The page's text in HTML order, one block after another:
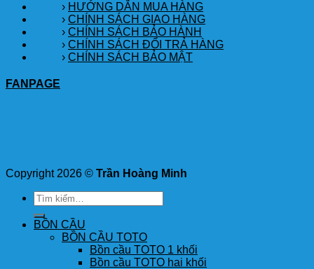
› HƯỚNG DẪN MUA HÀNG
› CHÍNH SÁCH GIAO HÀNG
› CHÍNH SÁCH BẢO HÀNH
› CHÍNH SÁCH ĐỔI TRẢ HÀNG
› CHÍNH SÁCH BẢO MẬT
FANPAGE
Copyright 2026 © Trần Hoàng Minh
Tìm
kiếm:
BỒN CẦU
BỒN CẦU TOTO
Bồn cầu TOTO 1 khối
Bồn cầu TOTO hai khối